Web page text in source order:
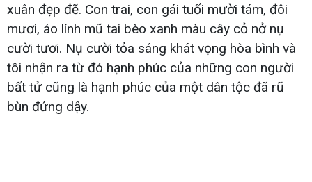
xuân đẹp đẽ. Con trai, con gái tuổi mười tám, đôi
mươi, áo lính mũ tai bèo xanh màu cây cỏ nở nụ
cười tươi. Nụ cười tỏa sáng khát vọng hòa bình và
tôi nhận ra từ đó hạnh phúc của những con người
bất tử cũng là hạnh phúc của một dân tộc đã rũ
bùn đứng dậy.